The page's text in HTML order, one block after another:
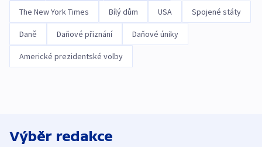
The New York Times Bílý dům USA Spojené státy
Daně Daňové přiznání Daňové úniky
Americké prezidentské volby
Výběr redakce